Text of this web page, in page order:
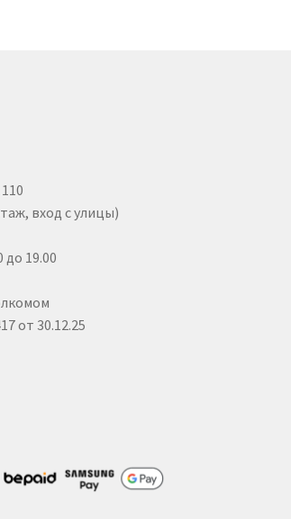
вход с улицы)
19.00
от 30.12.25